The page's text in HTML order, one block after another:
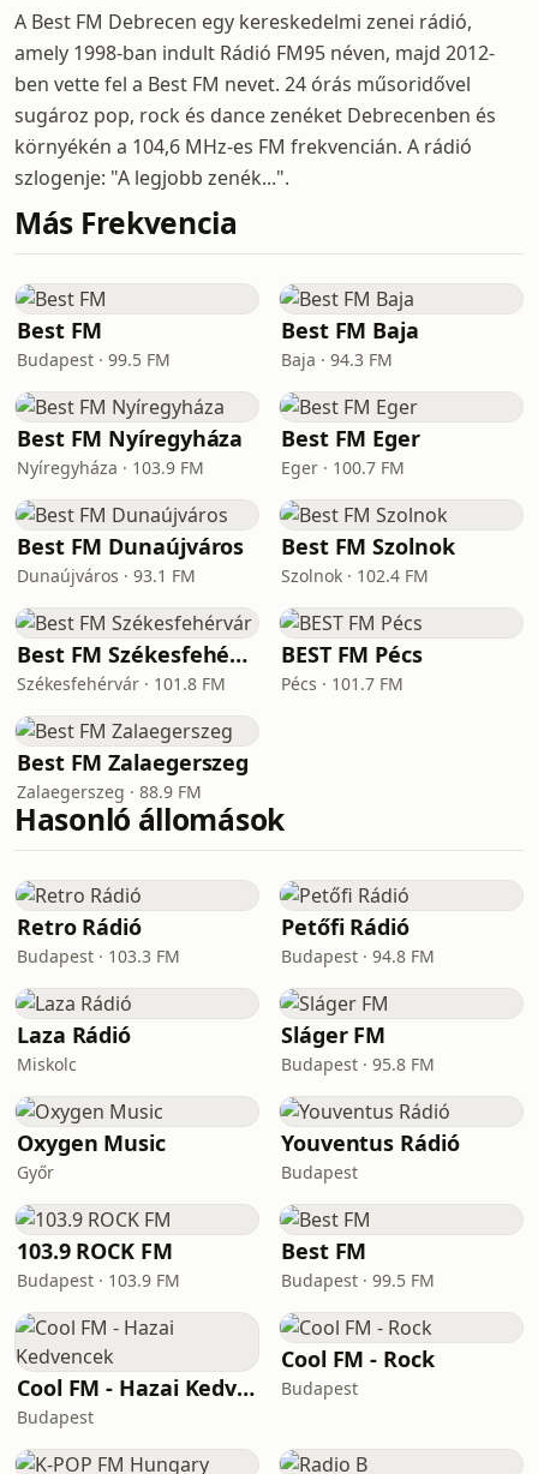
A Best FM Debrecen egy kereskedelmi zenei rádió,
amely 1998-ban indult Rádió FM95 néven, majd 2012-
ben vette fel a Best FM nevet. 24 órás műsoridővel
sugároz pop, rock és dance zenéket Debrecenben és
környékén a 104,6 MHz-es FM frekvencián. A rádió
szlogenje: "A legjobb zenék...".
Más Frekvencia
Best FM
Budapest · 99.5 FM
Best FM Baja
Baja · 94.3 FM
Best FM Nyíregyháza
Nyíregyháza · 103.9 FM
Best FM Eger
Eger · 100.7 FM
Best FM Dunaújváros
Dunaújváros · 93.1 FM
Best FM Szolnok
Szolnok · 102.4 FM
Best FM Székesfehérvár
Székesfehérvár · 101.8 FM
BEST FM Pécs
Pécs · 101.7 FM
Best FM Zalaegerszeg
Zalaegerszeg · 88.9 FM
Hasonló állomások
Retro Rádió
Budapest · 103.3 FM
Petőfi Rádió
Budapest · 94.8 FM
Laza Rádió
Miskolc
Sláger FM
Budapest · 95.8 FM
Oxygen Music
Győr
Youventus Rádió
Budapest
103.9 ROCK FM
Budapest · 103.9 FM
Best FM
Budapest · 99.5 FM
Cool FM - Hazai Kedvencek
Budapest
Cool FM - Rock
Budapest